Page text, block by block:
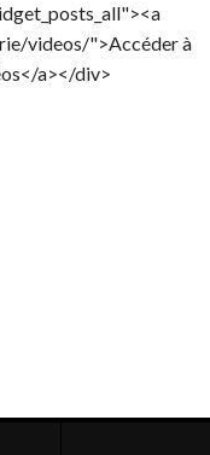
videos/">Accéder à
a></div>